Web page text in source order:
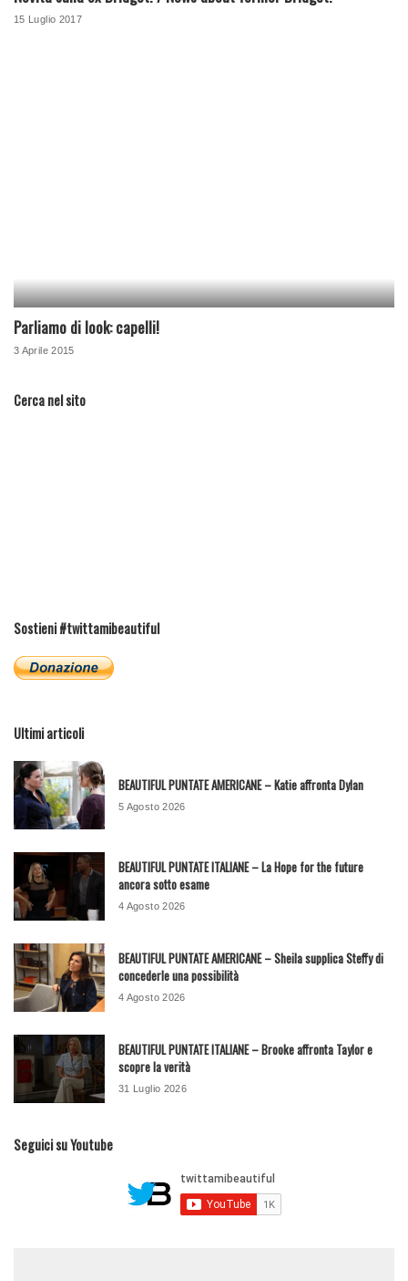
15 Luglio 2017
Parliamo di look: capelli!
3 Aprile 2015
Cerca nel sito
Sostieni #twittamibeautiful
Ultimi articoli
BEAUTIFUL PUNTATE AMERICANE – Katie affronta Dylan
5 Agosto 2026
BEAUTIFUL PUNTATE ITALIANE – La Hope for the future
ancora sotto esame
4 Agosto 2026
BEAUTIFUL PUNTATE AMERICANE – Sheila supplica Steffy di
concederle una possibilità
4 Agosto 2026
BEAUTIFUL PUNTATE ITALIANE – Brooke affronta Taylor e
scopre la verità
31 Luglio 2026
Seguici su Youtube